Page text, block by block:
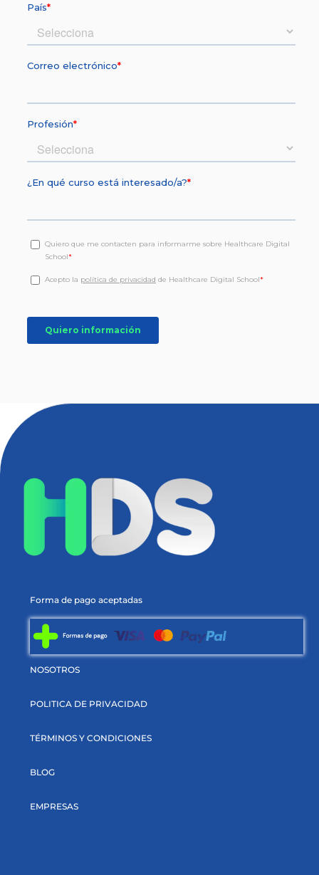
Forma de pago aceptadas
NOSOTROS
POLITICA DE PRIVACIDAD
TÉRMINOS Y CONDICIONES
BLOG
EMPRESAS